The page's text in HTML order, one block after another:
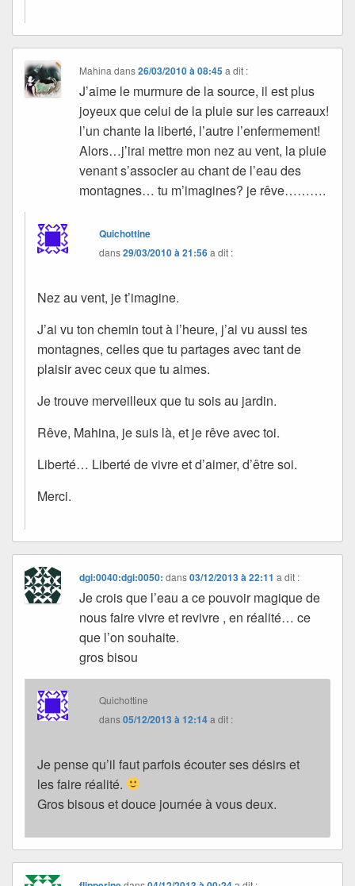
Mahina dans26/03/2010 à 08:45 a dit :
J’aime le murmure de la source, il est plus
joyeux que celui de la pluie sur les carreaux!
l’un chante la liberté, l’autre l’enfermement!
Alors…j’irai mettre mon nez au vent, la pluie
venant s’associer au chant de l’eau des
montagnes… tu m’imagines? je rêve……….
Quichottine
dans29/03/2010 à 21:56a dit :
Nez au vent, je t’imagine.
J’ai vu ton chemin tout à l’heure, j’ai vu aussi tes
montagnes, celles que tu partages avec tant de
plaisir avec ceux que tu aimes.
Je trouve merveilleux que tu sois au jardin.
Rêve, Mahina, je suis là, et je rêve avec toi.
Liberté… Liberté de vivre et d’aimer, d’être soi.
Merci.
dgi:0040:dgi:0050: dans03/12/2013 à 22:11 a dit :
Je crois que l’eau a ce pouvoir magique de
nous faire vivre et revivre , en réalité… ce
que l’on souhaite.
gros bisou
Quichottine
dans05/12/2013 à 12:14a dit :
Je pense qu’il faut parfois écouter ses désirs et
les faire réalité.
Gros bisous et douce journée à vous deux.